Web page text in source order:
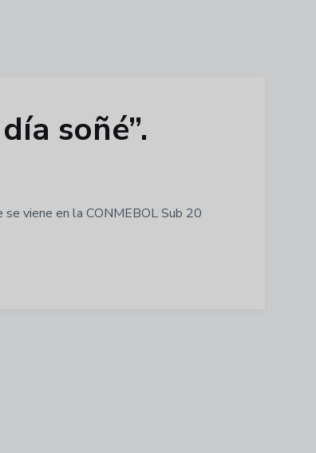
soñé”.
viene en la CONMEBOL Sub 20